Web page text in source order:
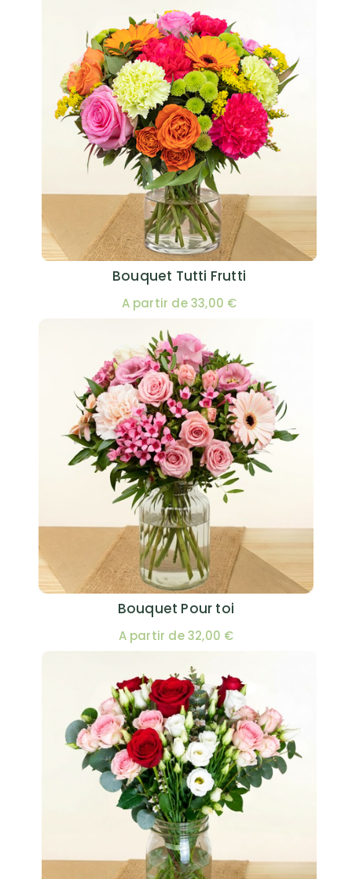
Bouquet Tutti Frutti
A partir de 33,00 €
Bouquet Pour toi
A partir de 32,00 €